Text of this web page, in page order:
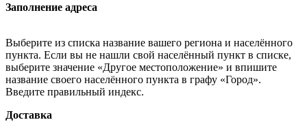
Заполнение адреса
Выберите из списка название вашего региона и населённого
пункта. Если вы не нашли свой населённый пункт в списке,
выберите значение «Другое местоположение» и впишите
название своего населённого пункта в графу «Город».
Введите правильный индекс.
Доставка